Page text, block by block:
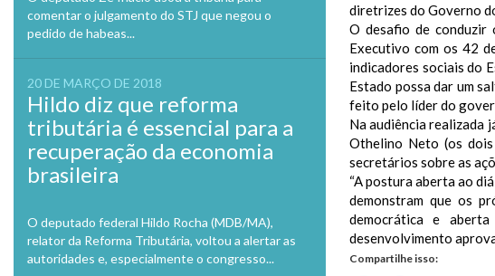
comentar o julgamento do STJ que negou o
pedido de habeas...
20 DE MARÇO DE 2018
Hildo diz que reforma
tributária é essencial para a
recuperação da economia
brasileira
O deputado federal Hildo Rocha (MDB/MA),
relator da Reforma Tributária, voltou a alertar as
autoridades e, especialmente o congresso...
diretrizes do Governo
O desafio de conduzir
Executivo com os 42
indicadores sociais do
Estado possa dar um
feito pelo líder do
Na audiência realizada
Othelino Neto (os
secretários sobre as
“A postura aberta ao
demonstram que os
democrática e
desenvolvimento
Compartilhe isso: